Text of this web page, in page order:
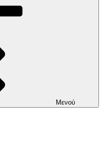
Μενού